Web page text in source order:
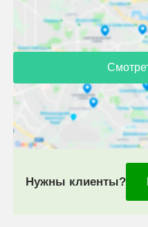
Нужны клиенты?